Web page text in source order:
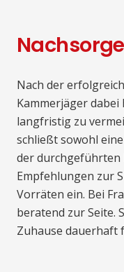
Nach der
Kammerjäger
langfristig zu
schließt sowohl
der durchgeführten
Empfehlungen zur
Vorräten ein. Bei
beratend zur Seite.
Zuhause dauerhaft